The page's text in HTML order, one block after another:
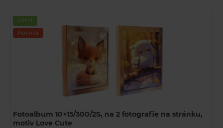
Akční
Novinka
Fotoalbum 10×15/300/2S, na 2 fotografie na stránku,
motiv Love Cute